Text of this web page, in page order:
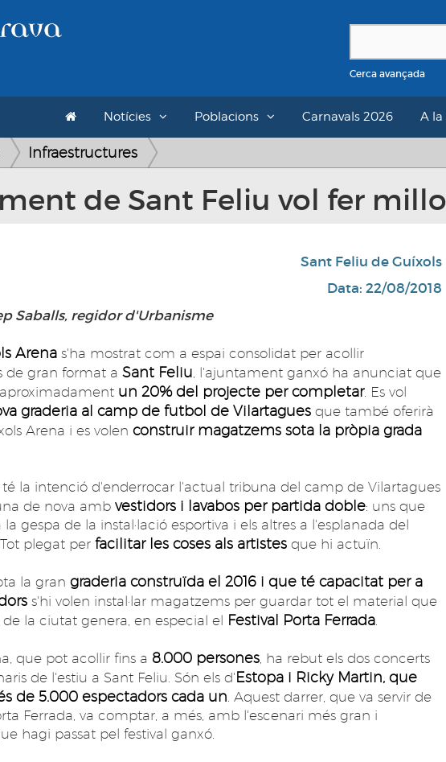
Cerca avançada
Notícies Poblacions Carnavals 2026 A la
Infraestructures
de Sant Feliu vol fer
Sant Feliu de Guíxols
Data: 22/08/2018
Saballs, regidor d'Urbanisme
Arena s'ha mostrat com a espai consolidat per acollir
de gran format a Sant Feliu, l'ajuntament ganxó ha anunciat que
un 20% del projecte per completar. Es vol
graderia al camp de futbol de Vilartagues que també oferirà
Arena i es volen construir magatzems sota la pròpia grada
té la intenció d'enderrocar l'actual tribuna del camp de Vilartagues
de nova amb vestidors i lavabos per partida doble: uns que
gespa de la instal·lació esportiva i els altres a l'esplanada del
plegat per facilitar les coses als artistes que hi actuïn.
la gran graderia construïda el 2016 i que té capacitat per a
s'hi volen instal·lar magatzems per guardar tot el material que
la ciutat genera, en especial el Festival Porta Ferrada.
que pot acollir fins a 8.000 persones, ha rebut els dos concerts
de l'estiu a Sant Feliu. Són els d'Estopa i Ricky Martin, que
de 5.000 espectadors cada un. Aquest darrer, que va servir de
Ferrada, va comptar, a més, amb l'escenari més gran i
hagi passat pel festival ganxó.